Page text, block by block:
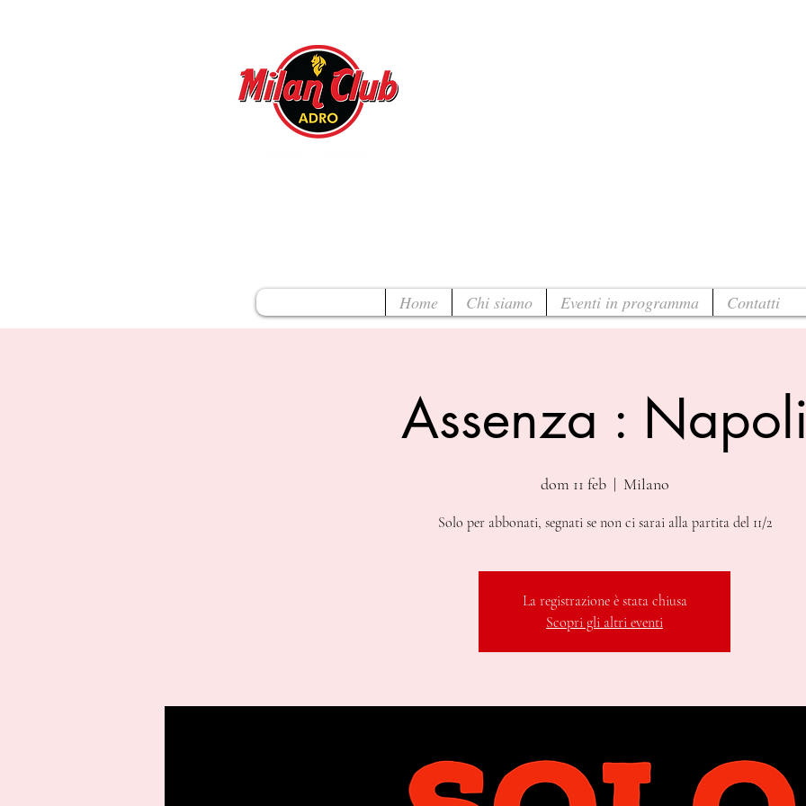
Home Chi siamo Eventi in programma Contatti
Assenza :
dom 11 feb
  |
Milano
Solo per abbonati, segnati se non ci sarai alla partita del 11/2
La registrazione è stata chiusa
Scopri gli altri eventi